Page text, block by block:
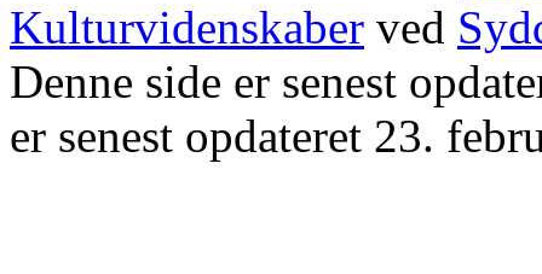
Kulturvidenskaber ved
Denne side er senest
er senest opdateret 23.